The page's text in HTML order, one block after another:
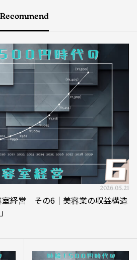
Recommend
2026.05.21
室経営 その6｜美容業の収益構造